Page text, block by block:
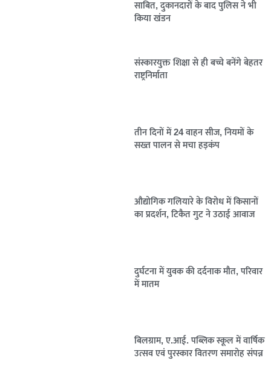
साबित, दुकानदारों के बाद पुलिस ने भी
किया खंडन
संस्कारयुक्त शिक्षा से ही बच्चे बनेंगे बेहतर
राष्ट्रनिर्माता
तीन दिनों में 24 वाहन सीज, नियमों के
सख्त पालन से मचा हड़कंप
औद्योगिक गलियारे के विरोध में किसानों
का प्रदर्शन, टिकैत गुट ने उठाई आवाज
दुर्घटना में युवक की दर्दनाक मौत, परिवार
में मातम
बिलग्राम, ए.आई. पब्लिक स्कूल में वार्षिक
उत्सव एवं पुरस्कार वितरण समारोह संपन्न